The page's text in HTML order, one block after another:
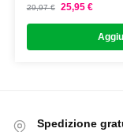
29,97€ 25,95 €
Spedizione